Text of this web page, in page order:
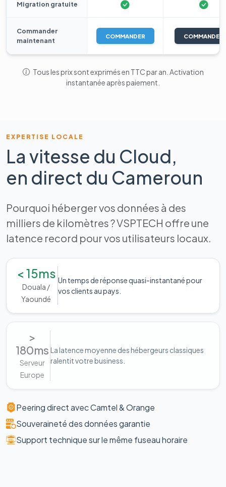
Migration gratuite
Commander
maintenant
COMMANDER COMMANDER
Tous les prix sont exprimés en TTC par an. Activation
instantanée après paiement.
EXPERTISE LOCALE
La vitesse du Cloud,
en direct du Cameroun
Pourquoi héberger vos données à des
milliers de kilomètres ? VSPTECH offre une
latence record pour vos utilisateurs locaux.
< 15ms
Douala /
Yaoundé
Un temps de réponse quasi-instantané pour
vos clients au pays.
>
180ms
Serveur
Europe
La latence moyenne des hébergeurs classiques
ralentit votre business.
Peering direct avec Camtel & Orange
Souveraineté des données garantie
Support technique sur le même fuseau horaire